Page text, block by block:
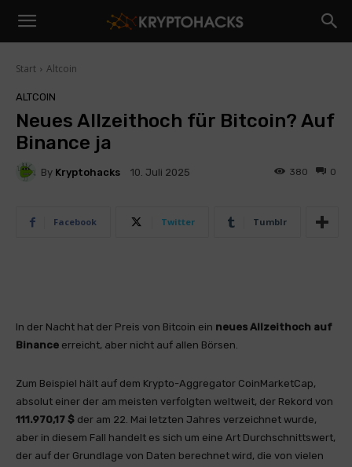
Start Altcoin
ALTCOIN
Neues Allzeithoch für Bitcoin? Auf
Binance ja
By Kryptohacks 10. Juli 2025 0
380
Facebook Twitter Tumblr
In der Nacht hat der Preis von Bitcoin ein neues Allzeithoch auf
Binance erreicht, aber nicht auf allen Börsen.
Zum Beispiel hält auf dem Krypto-Aggregator CoinMarketCap,
absolut einer der am meisten verfolgten weltweit, der Rekord von
111.970,17 $ der am 22. Mai letzten Jahres verzeichnet wurde,
aber in diesem Fall handelt es sich um eine Art Durchschnittswert,
der auf der Grundlage von Daten berechnet wird, die von vielen